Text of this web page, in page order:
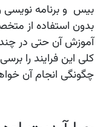
بیس و برنامه نویسی و
بدون استفاده از
آموزش آن حتی در چند
چگونگی انجام آن